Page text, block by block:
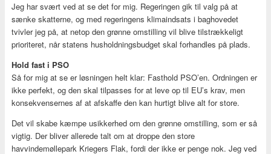
Jeg har svært ved at se det for mig. Regeringen gik til valg på at
sænke skatterne, og med regeringens klimaindsats i baghovedet
tvivler jeg på, at netop den grønne omstilling vil blive tilstrækkeligt
prioriteret, når statens husholdningsbudget skal forhandles på plads.
Hold fast i PSO
Så for mig at se er løsningen helt klar: Fasthold PSO’en. Ordningen er
ikke perfekt, og den skal tilpasses for at leve op til EU’s krav, men
konsekvensernes af at afskaffe den kan hurtigt blive alt for store.
Det vil skabe kæmpe usikkerhed om den grønne omstilling, som er så
vigtig. Der bliver allerede talt om at droppe den store
havvindemøllepark Kriegers Flak, fordi der ikke er penge nok. Jeg ved